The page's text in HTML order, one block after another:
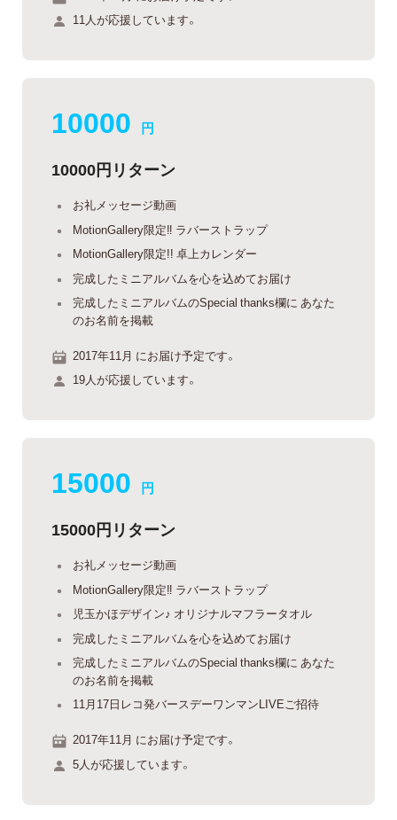
11人が応援しています。
10000 円
10000円リターン
お礼メッセージ動画
MotionGallery限定‼︎ ラバーストラップ
MotionGallery限定!! 卓上カレンダー
完成したミニアルバムを心を込めてお届け
完成したミニアルバムのSpecial thanks欄に あなた
のお名前を掲載
2017年11月 にお届け予定です。
19人が応援しています。
15000 円
15000円リターン
お礼メッセージ動画
MotionGallery限定‼︎ ラバーストラップ
児玉かほデザイン♪ オリジナルマフラータオル
完成したミニアルバムを心を込めてお届け
完成したミニアルバムのSpecial thanks欄に あなた
のお名前を掲載
11月17日レコ発バースデーワンマンLIVEご招待
2017年11月 にお届け予定です。
5人が応援しています。